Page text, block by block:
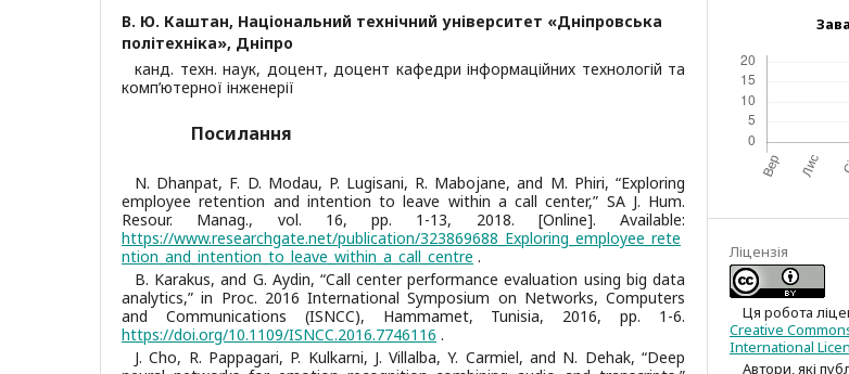
В. Ю. Каштан, Національний технічний університет «Дніпровська
політехніка», Дніпро
канд. техн. наук, доцент, доцент кафедри інформаційних технологій та
комп’ютерної інженерії
Посилання
N. Dhanpat, F. D. Modau, P. Lugisani, R. Mabojane, and M. Phiri, “Exploring
employee retention and intention to leave within a call center,” SA J. Hum.
Resour. Manag., vol. 16, pp. 1-13, 2018. [Online]. Available:
https://www.researchgate.net/publication/323869688_Exploring_employee_rete
ntion_and_intention_to_leave_within_a_call_centre .
B. Karakus, and G. Aydin, “Call center performance evaluation using big data
analytics,” in Proc. 2016 International Symposium on Networks, Computers
and Communications (ISNCC), Hammamet, Tunisia, 2016, pp. 1-6.
https://doi.org/10.1109/ISNCC.2016.7746116 .
J. Cho, R. Pappagari, P. Kulkarni, J. Villalba, Y. Carmiel, and N. Dehak, “Deep
Ліцензія
Ця робота
Creative
International
Автори, які